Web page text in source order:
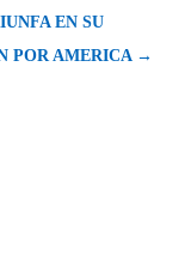
EN SU
POR AMERICA →